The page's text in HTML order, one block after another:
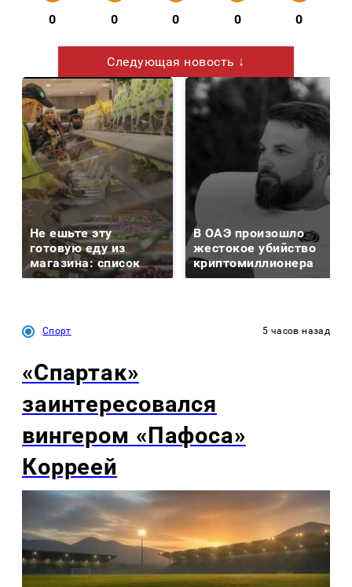
0 0 0 0 0
Следующая новость ↓
Не ешьте эту
готовую еду из
магазина: список
В ОАЭ произошло
жестокое убийство
криптомиллионера
Спорт 5 часов назад
«Спартак»
заинтересовался
вингером «Пафоса»
Корреей